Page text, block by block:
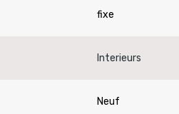
fixe
Interieurs
Neuf